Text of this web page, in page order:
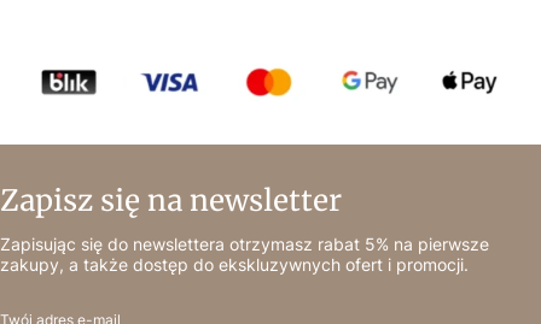
Zapisz się na newsletter
Zapisując się do newslettera otrzymasz rabat 5% na pierwsze
zakupy, a także dostęp do ekskluzywnych ofert i promocji.
Twój adres e-mail